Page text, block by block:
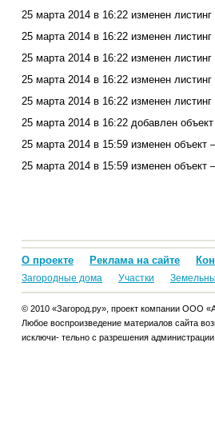
25 марта 2014 в 16:22 изменен
25 марта 2014 в 16:22 изменен
25 марта 2014 в 16:22 изменен
25 марта 2014 в 16:22 изменен
25 марта 2014 в 16:22 изменен
25 марта 2014 в 16:22 добавлен
25 марта 2014 в 15:59 изменен объект
25 марта 2014 в 15:59 изменен объект
О проекте Реклама на сайте
Загородные дома Участки
© 2010 «Загород.ру», проект компании ООО
Любое воспроизведение материалов сайта
исключи- тельно с разрешения администрации